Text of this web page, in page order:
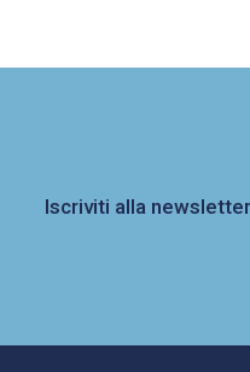
Iscriviti alla newsletter